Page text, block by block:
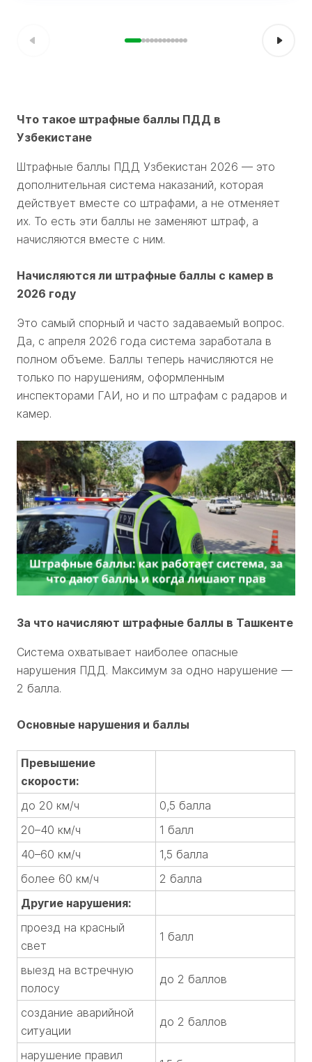
Что такое штрафные баллы ПДД в
Узбекистане
Штрафные баллы ПДД Узбекистан 2026 — это
дополнительная система наказаний, которая
действует вместе со штрафами, а не отменяет
их. То есть эти баллы не заменяют штраф, а
начисляются вместе с ним.
Начисляются ли штрафные баллы с камер в
2026 году
Это самый спорный и часто задаваемый вопрос.
Да, с апреля 2026 года система заработала в
полном объеме. Баллы теперь начисляются не
только по нарушениям, оформленным
инспекторами ГАИ, но и по штрафам с радаров и
камер.
За что начисляют штрафные баллы в Ташкенте
Система охватывает наиболее опасные
нарушения ПДД. Максимум за одно нарушение —
2 балла.
Основные нарушения и баллы
Превышение
скорости:
до 20 км/ч
0,5 балла
20–40 км/ч
1 балл
40–60 км/ч
1,5 балла
более 60 км/ч
2 балла
Другие нарушения:
проезд на красный
свет
1 балл
выезд на встречную
полосу
до 2 баллов
создание аварийной
ситуации
до 2 баллов
нарушение правил